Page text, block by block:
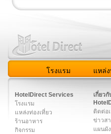
โรงแรม แหล่ง
HotelDirect Services
โรงแรม
แหล่งท่องเที่ยว
ร้านอาหาร
กิจกรรม
เกี่ยวกั
ติดต่อเ
ข่าวส
แผนผัง